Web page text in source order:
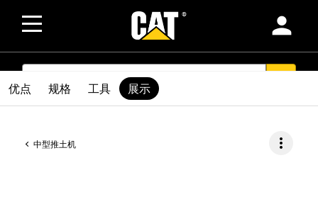
person
SEARCH
中型推土机 more_vert
优点 规格 工具 展示